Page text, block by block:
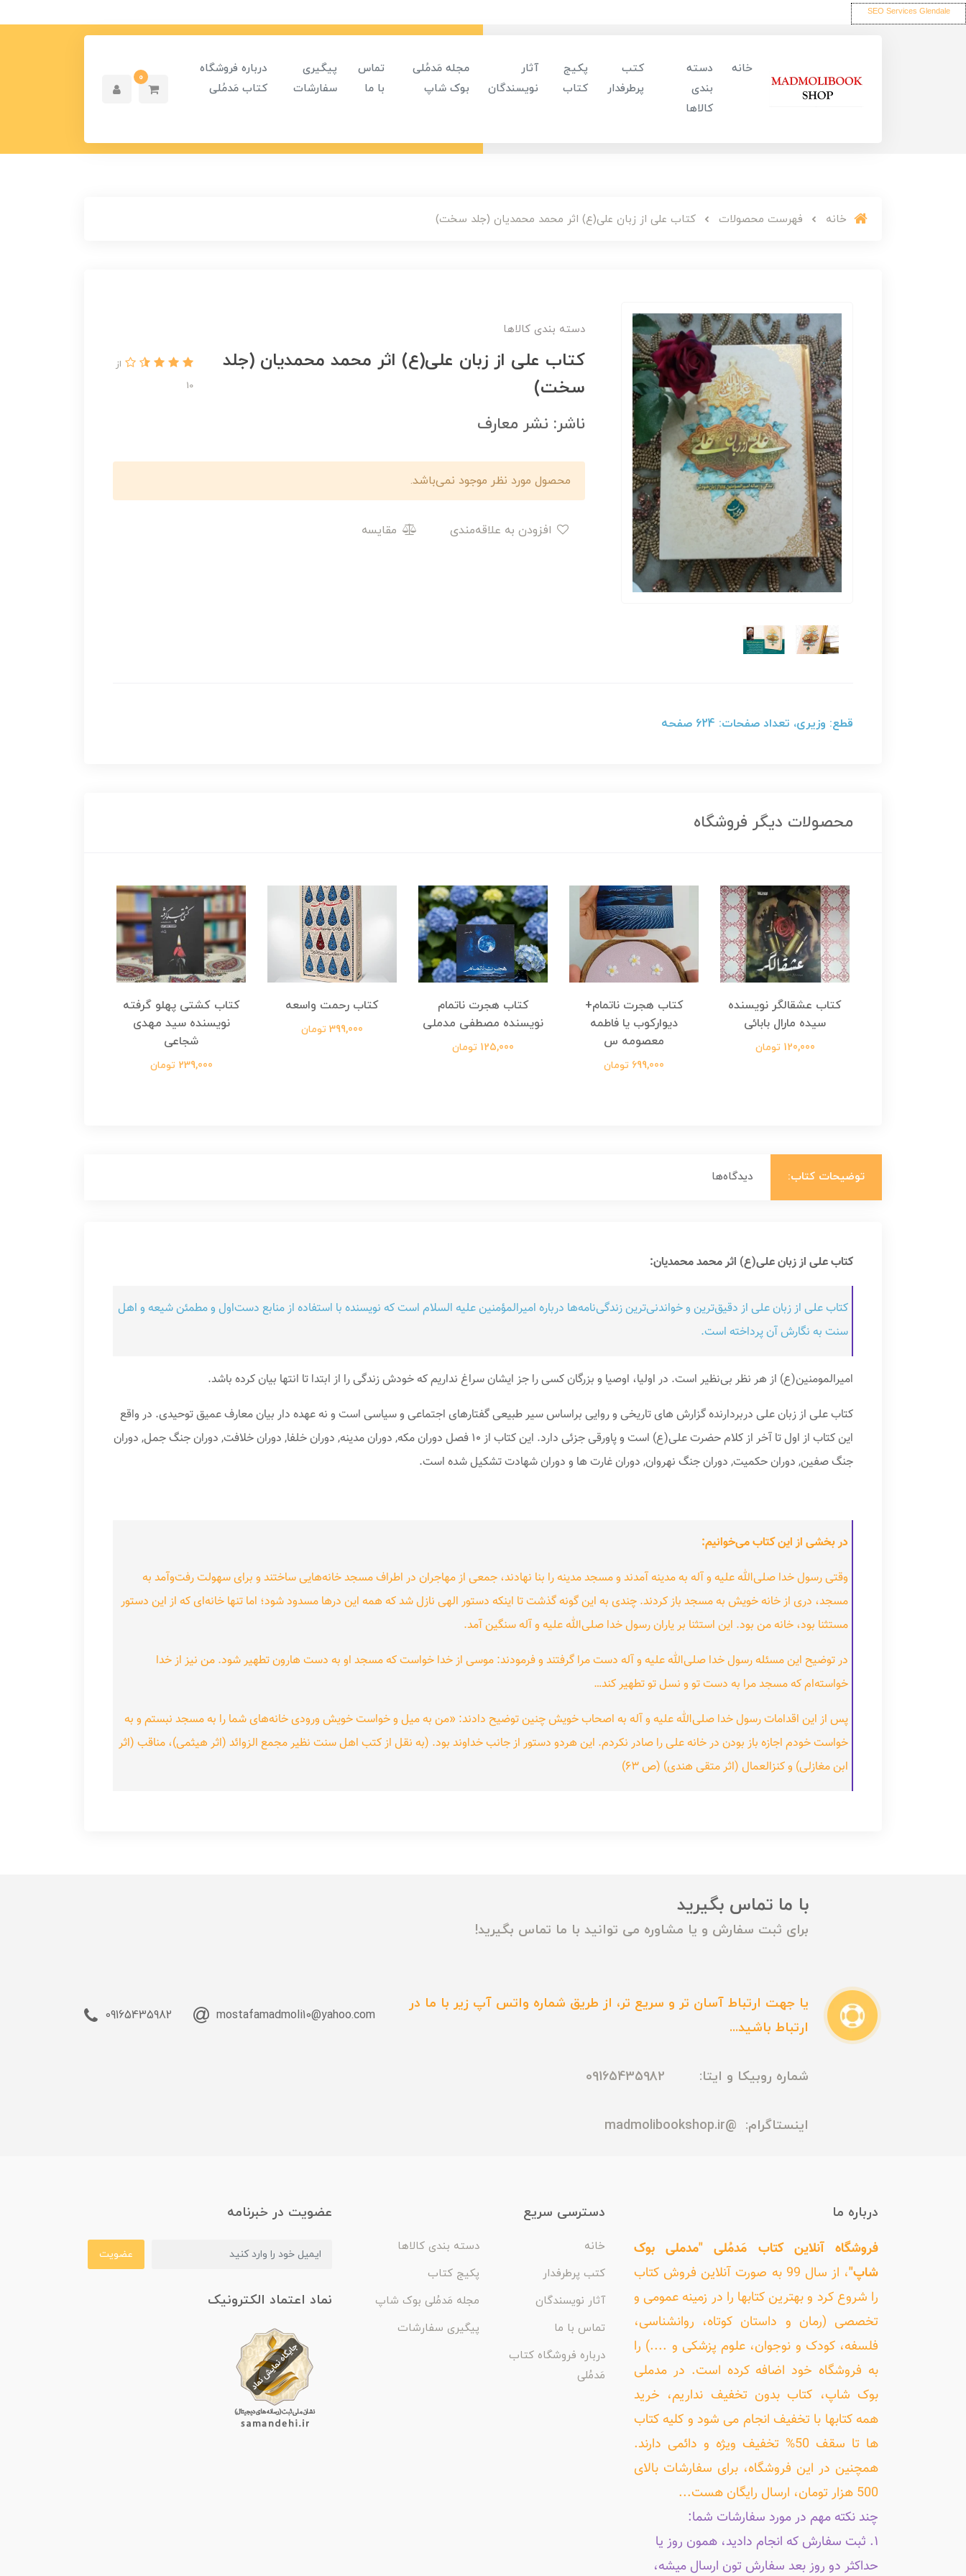
SEO Services Glendale
خانه
دسته
بندی
کالاها
کتب
پرطرفدار
پکیج
کتاب
آثار
نویسندگان
مجله مَدمُلی
بوک شاپ
تماس
با ما
پیگیری
سفارشات
درباره فروشگاه
کتاب مَدمُلی
0
خانه فهرست محصولات کتاب علی از زبان علی(ع) اثر محمد محمدیان (جلد سخت)
دسته بندی کالاها
کتاب علی از زبان علی(ع) اثر محمد محمدیان (جلد
سخت)
از
10
ناشر: نشر معارف
محصول مورد نظر موجود نمی‌باشد.
مقایسه
قطع: وزیری، تعداد صفحات: 624 صفحه
محصولات دیگر فروشگاه
کتاب عشقالگر نویسنده
سیده مارال بابائی
120,000 تومان
کتاب هجرت ناتمام+
دیوارکوب یا فاطمه
معصومه س
699,000 تومان
کتاب هجرت ناتمام
نویسنده مصطفی مدملی
125,000 تومان
کتاب رحمت واسعه
399,000 تومان
کتاب کشتی پهلو گرفته
نویسنده سید مهدی
شجاعی
239,000 تومان
توضیحات کتاب: دیدگاه‌ها
کتاب علی از زبان علی(ع) اثر محمد محمدیان:
کتاب علی از زبان علی از دقیق‌ترین و خواندنی‌ترین زندگی‌نامه‌ها درباره امیرالمؤمنین علیه السلام است که نویسنده با استفاده از منابع دست‌اول و مطمئن شیعه و اهل
سنت به نگارش آن پرداخته است.
امیرالمومنین(ع) از هر نظر بی‌نظیر است. در اولیا، اوصیا و بزرگان کسی را جز ایشان سراغ نداریم که خودش زندگی را از ابتدا تا انتها بیان کرده باشد.
کتاب علی از زبان علی دربردارنده گزارش های تاریخی و روایی براساس سیر طبیعی گفتارهای اجتماعی و سیاسی است و نه عهده دار بیان معارف عمیق توحیدی. در واقع
این کتاب از اول تا آخر از کلام حضرت علی(ع) است و پاورقی جزئی دارد. این کتاب از ۱۰ فصل دوران مکه, دوران مدینه, دوران خلفا, دوران خلافت, دوران جنگ جمل, دوران
جنگ صفین, دوران حکمیت, دوران جنگ نهروان, دوران غارت ها و دوران شهادت تشکیل شده است.
در بخشی از این کتاب می‌خوانیم:
وقتی رسول خدا صلی‌الله علیه و آله به مدینه آمدند و مسجد مدینه را بنا نهادند، جمعی از مهاجران در اطراف مسجد خانه‌هایی ساختند و برای سهولت رفت‌وآمد به
مسجد، دری از خانه خویش به مسجد باز کردند. چندی به این گونه گذشت تا اینکه دستور الهی نازل شد که همه این درها مسدود شود؛ اما تنها خانه‌ای که از این دستور
مستثنا بود، خانه من بود. این استثنا بر یاران رسول خدا صلی‌الله علیه و آله سنگین آمد.
در توضیح این مسئله رسول خدا صلی‌الله علیه و آله دست مرا گرفتند و فرمودند: موسی از خدا خواست که مسجد او به دست هارون تطهیر شود. من نیز از خدا
خواسته‌ام که مسجد مرا به دست تو و نسل تو تطهیر کند…
پس از این اقدامات رسول خدا صلی‌الله علیه و آله به اصحاب خویش چنین توضیح دادند: «من به میل و خواست خویش ورودی خانه‌های شما را به مسجد نبستم و به
خواست خودم اجازه باز بودن در خانه علی را صادر نکردم. این هردو دستور از جانب خداوند بود. (به نقل از کتب اهل سنت نظیر مجمع الزوائد (اثر هیثمی)، مناقب (اثر
ابن مغازلی) و کنزالعمال (اثر متقی هندی) (ص ۶۳)
با ما تماس بگیرید
برای ثبت سفارش و یا مشاوره می توانید با ما تماس بگیرید!
یا جهت ارتباط آسان تر و سریع تر، از طریق شماره واتس آپ زیر با ما در
ارتباط باشید...
شماره روبیکا و ایتا: 09165435982
اینستاگرام: @madmolibookshop.ir
mostafamadmoli10@yahoo.com
09165435982
درباره ما
فروشگاه آنلاین کتاب مَدمُلی "مدملی بوک
شاپ"
، از سال 99 به صورت آنلاین فروش کتاب
را شروع کرد و بهترین کتابها را در زمینه عمومی و
تخصصی (رمان و داستان کوتاه، روانشناسی،
فلسفه، کودک و نوجوان، علوم پزشکی و ....) را
به فروشگاه خود اضافه کرده است. در مدملی
بوک شاپ، کتاب بدون تخفیف نداریم، خرید
همه کتابها با تخفیف انجام می شود و کلیه کتاب
ها تا سقف 50% تخفیف ویژه و دائمی دارند.
همچنین در این فروشگاه، برای سفارشات بالای
500 هزار تومان، ارسال رایگان هست...
چند نکته مهم در مورد سفارشات شما:
۱. ثبت سفارش که انجام دادید، همون روز یا
حداکثر دو روز بعد سفارش تون ارسال میشه،
دسترسی سریع
خانه
دسته بندی کالاها
کتب پرطرفدار
پکیج کتاب
آثار نویسندگان
مجله مَدمُلی بوک شاپ
تماس با ما
پیگیری سفارشات
درباره فروشگاه کتاب
مَدمُلی
عضویت در خبرنامه
عضویت
نماد اعتماد الکترونیک